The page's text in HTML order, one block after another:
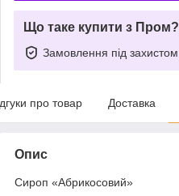
Що таке купити з Пром?
Замовлення під захистом
про товар Доставка
Опис
Сироп «Абрикосовий»